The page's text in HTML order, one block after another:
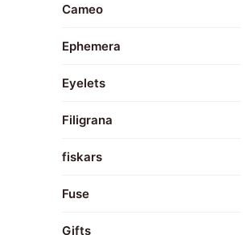
Vinyl
Cameo
Ephemera
Eyelets
Filigrana
fiskars
Fuse
Gifts